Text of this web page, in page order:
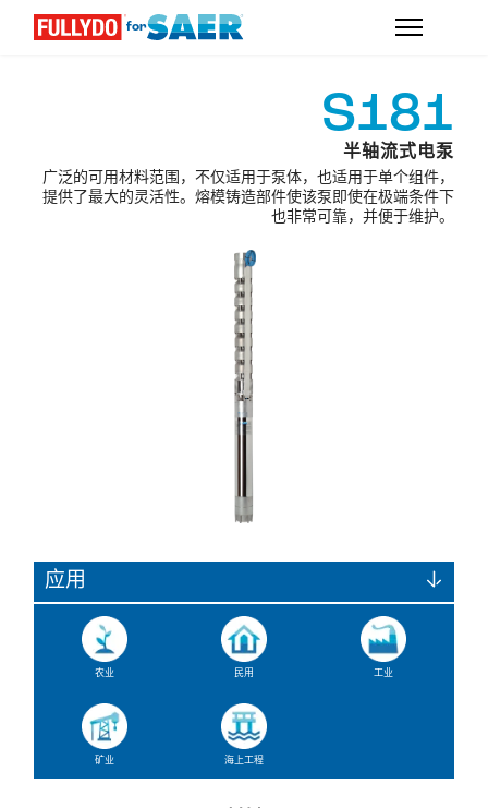
for
S181
半轴流式电泵
广泛的可用材料范围，不仅适用于泵体，也适用于单个组件，
提供了最大的灵活性。熔模铸造部件使该泵即使在极端条件下
也非常可靠，并便于维护。
应用
农业 民用 工业
矿业 海上工程